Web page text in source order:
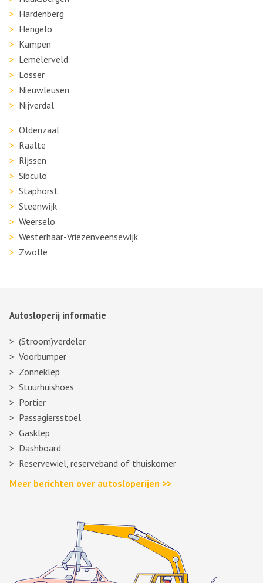
Hardenberg
Hengelo
Kampen
Lemelerveld
Losser
Nieuwleusen
Nijverdal
Oldenzaal
Raalte
Rijssen
Sibculo
Staphorst
Steenwijk
Weerselo
Westerhaar-Vriezenveensewijk
Zwolle
Autosloperij informatie
(Stroom)verdeler
Voorbumper
Zonneklep
Stuurhuishoes
Portier
Passagiersstoel
Gasklep
Dashboard
Reservewiel, reserveband of thuiskomer
Meer berichten over autosloperijen >>